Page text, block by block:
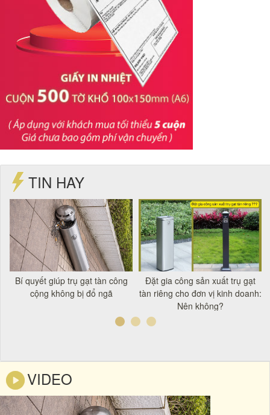
TIN HAY
Bí quyết giúp trụ gạt tàn công
cộng không bị đổ ngã
Đặt gia công sản xuất trụ gạt
tàn riêng cho đơn vị kinh doanh:
Nên không?
VIDEO